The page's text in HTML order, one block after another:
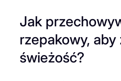
Jak
rzepakowy, aby
świeżość?